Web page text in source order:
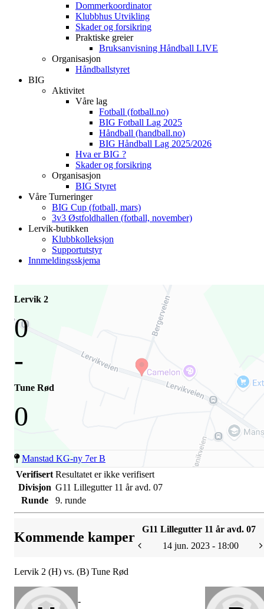
Dommerkoordinator
Klubbhus Utvikling
Skader og forsikring
Praktiske greier
Bruksanvisning Håndball LIVE
Organisasjon
Håndballstyret
BIG
Aktivitet
Våre lag
Fotball (fotball.no)
BIG Fotball Lag 2025
Håndball (handball.no)
BIG Håndball Lag 2025/2026
Hva er BIG ?
Skader og forsikring
Organisasjon
BIG Styret
Våre Turneringer
BIG Cup (fotball, mars)
3v3 Østfoldhallen (fotball, november)
Lervik-butikken
Klubbkolleksjon
Supportutstyr
Innmeldingsskjema
Lervik 2
0
-
Tune Rød
0
Manstad KG-ny 7er B
Verifisert Resultatet er ikke verifisert
Divisjon G11 Lillegutter 11 år avd. 07
Runde
9. runde
Kommende kamper
G11 Lillegutter 11 år avd. 07
14 jun. 2023 - 18:00
Lervik 2 (H) vs. (B) Tune Rød
-